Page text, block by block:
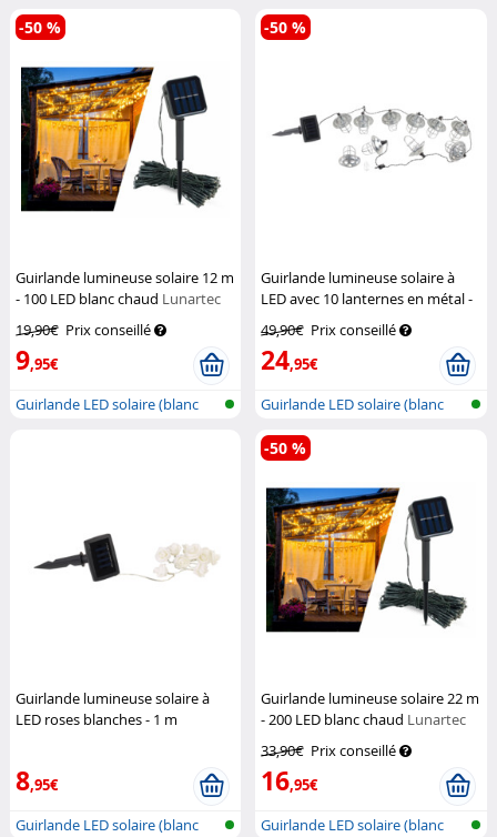
festive en...
festive en...
Guirlande lumineuse solaire 12 m
- 100 LED blanc chaud Lunartec
19,90€ Prix conseillé
9,95€
-50 %
Guirlande LED solaire (blanc
Guirlande lumineuse solaire à
LED avec 10 lanternes en métal -
Lunartec
49,90€ Prix conseillé
24,95€
-50 %
Guirlande LED solaire (blanc
chaud)
Guirlande lumineuse solaire à
LED roses blanches - 1 m
8,95€
Guirlande LED solaire (blanc
Guirlande lumineuse solaire 22 m
- 200 LED blanc chaud Lunartec
33,90€ Prix conseillé
16,95€
-50 %
Guirlande LED solaire (blanc